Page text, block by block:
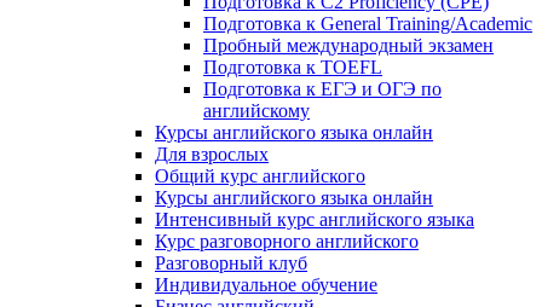
Подготовка к General Training/Academic
Пробный международный экзамен
Подготовка к TOEFL
Подготовка к ЕГЭ и ОГЭ по
английскому
Курсы английского языка онлайн
Для взрослых
Общий курс английского
Курсы английского языка онлайн
Интенсивный курс английского языка
Курс разговорного английского
Разговорный клуб
Индивидуальное обучение